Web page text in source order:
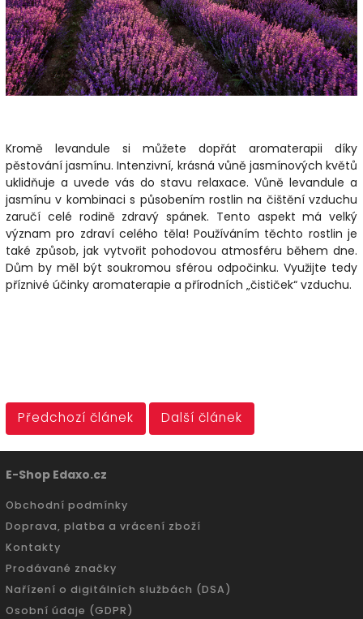
Kromě levandule si můžete dopřát aromaterapii díky
pěstování jasmínu. Intenzivní, krásná vůně jasmínových květů
uklidňuje a uvede vás do stavu relaxace. Vůně levandule a
jasmínu v kombinaci s působením rostlin na čištění vzduchu
zaručí celé rodině zdravý spánek. Tento aspekt má velký
význam pro zdraví celého těla! Používáním těchto rostlin je
také způsob, jak vytvořit pohodovou atmosféru během dne.
Dům by měl být soukromou sférou odpočinku. Využijte tedy
příznivé účinky aromaterapie a přírodních „čističek“ vzduchu.
Předchozí článek Další článek
E-Shop Edaxo.cz
Obchodní podmínky
Doprava, platba a vrácení zboží
Kontakty
Prodávané značky
Nařízení o digitálních službách (DSA)
Osobní údaje (GDPR)